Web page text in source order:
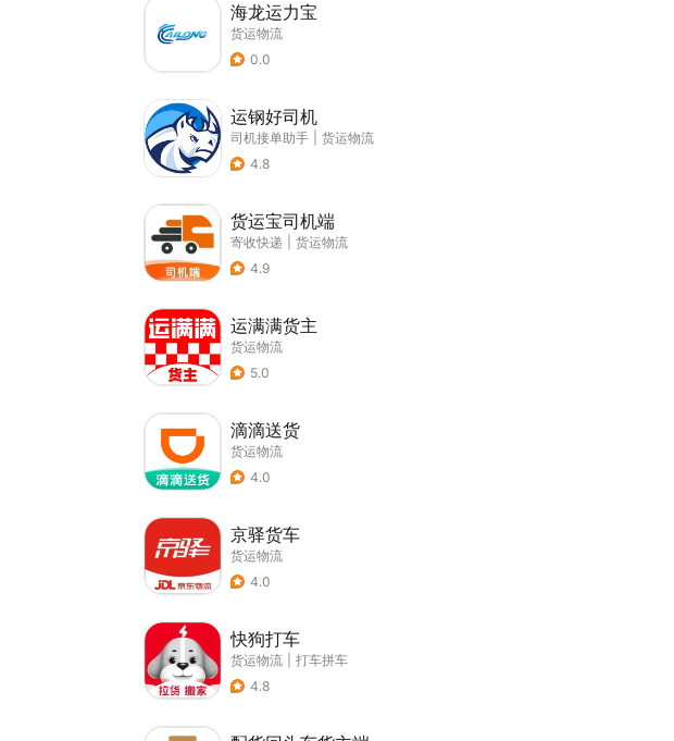
海龙运力宝
货运物流
0.0
运钢好司机
司机接单助手
货运物流
4.8
货运宝司机端
寄收快递
货运物流
4.9
运满满货主
货运物流
5.0
滴滴送货
货运物流
4.0
京驿货车
货运物流
4.0
快狗打车
货运物流
打车拼车
4.8